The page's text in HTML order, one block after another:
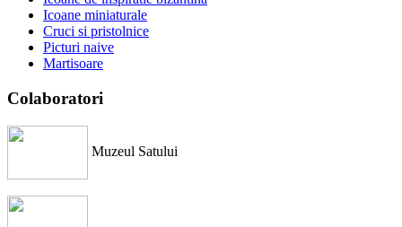
Icoane miniaturale
Cruci si pristolnice
Picturi naive
Martisoare
Colaboratori
Muzeul Satului